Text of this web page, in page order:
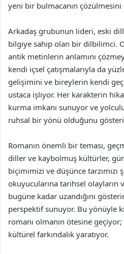
yeni bir bulmacanın çözülmesini
Arkadaş grubunun lideri, eski
bilgiye sahip olan bir dilbilimci.
antik metinlerin anlamını
kendi içsel çatışmalarıyla da
gelişimini ve bireylerin kendi
ustaca işliyor. Her karakterin
kurma imkanı sunuyor ve
ruhsal bir yönü olduğunu
Romanın önemli bir teması,
diller ve kaybolmuş kültürler,
biçimimizi ve düşünce tarzımızı
okuyucularına tarihsel olayların
bugüne kadar uzandığını
perspektif sunuyor. Bu yönüyle
romanı olmanın ötesine
kültürel farkındalık yaratıyor.